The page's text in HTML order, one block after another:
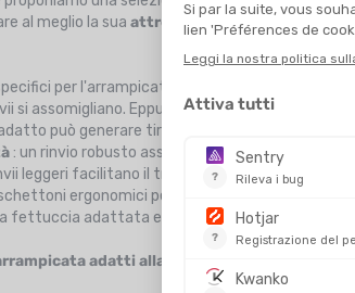
al meglio la suaattrezzatura da arrampicata .
per l'arrampicata?
si assomigliano. Eppure, a seconda della
può generare tiro della corda,
: un rinvio robusto assorbe gli urti in caso di
leggeri facilitano il trasporto, soprattutto in
ergonomici permettono un
fettuccia adattata e flessibile limita gli
adatti alla sua pratica , significa